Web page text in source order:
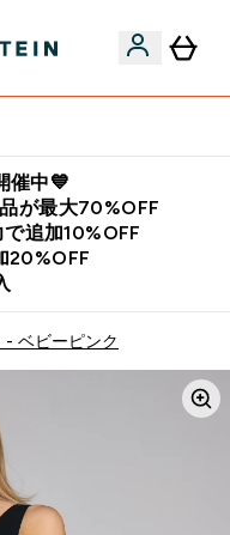
催中💙
が最大70%OFF
追加10%OFF
20%OFF
- ベビーピンク